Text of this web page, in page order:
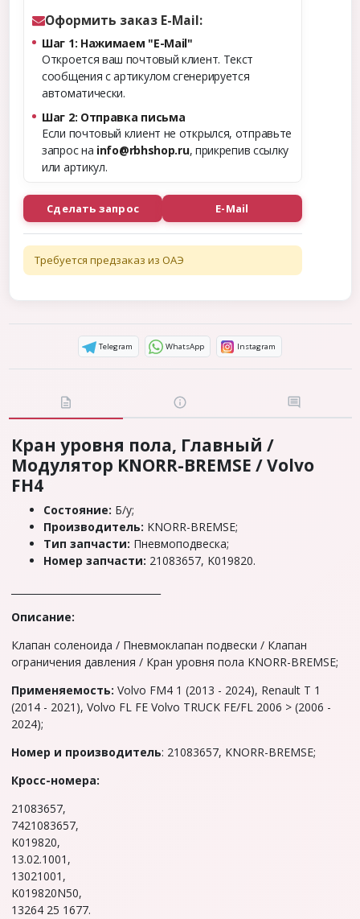
Оформить заказ E-Mail:
Шаг 1: Нажимаем "E-Mail"
Откроется ваш почтовый клиент. Текст
сообщения с артикулом сгенерируется
автоматически.
Шаг 2: Отправка письма
Если почтовый клиент не открылся, отправьте
запрос на info@rbhshop.ru, прикрепив ссылку
или артикул.
Сделать запрос E-Mail
Требуется предзаказ из ОАЭ
Telegram WhatsApp Instagram
Кран уровня пола, Главный /
Модулятор KNORR-BREMSE / Volvo
FH4
Состояние: Б/у;
Производитель: KNORR-BREMSE;
Тип запчасти: Пневмоподвеска;
Номер запчасти: 21083657, K019820.
Описание:
Клапан соленоида / Пневмоклапан подвески / Клапан
ограничения давления / Кран уровня пола KNORR-BREMSE;
Применяемость: Volvo FM4 1 (2013 - 2024), Renault T 1
(2014 - 2021), Volvo FL FE Volvo TRUCK FE/FL 2006 > (2006 -
2024);
Hoмep и производитель: 21083657, KNORR-BREMSE;
Кpоcс-номеpа:
21083657,
7421083657,
K019820,
13.02.1001,
13021001,
K019820N50,
13264 25 1677.